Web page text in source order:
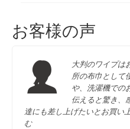
お客様の声
大判のワイプは
所の布巾として
や、洗濯機での
伝えると驚き、
達にも差し上げたいとお買い
む